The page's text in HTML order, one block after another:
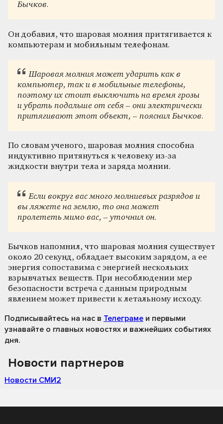
Бычков.
Он добавил, что шаровая молния притягивается к
компьютерам и мобильным телефонам.
Шаровая молния может ударить как в
компьютер, так и в мобильные телефоны,
поэтому их стоит выключить на время грозы
и убрать подальше от себя – они электрически
притягивают этот объект, – пояснил Бычков.
По словам ученого, шаровая молния способна
индуктивно притянуться к человеку из-за
жидкости внутри тела и заряда молнии.
Если вокруг вас много молниевых разрядов и
вы ляжете на землю, то она может
пролететь мимо вас, – уточнил он.
Бычков напомнил, что шаровая молния существует
около 20 секунд, обладает высоким зарядом, а ее
энергия сопоставима с энергией нескольких
взрывчатых веществ. При несоблюдении мер
безопасности встреча с данным природным
явлением может привести к летальному исходу.
Подписывайтесь на нас в Телеграме и первыми
узнавайте о главных новостях и важнейших событиях
дня.
Новости партнеров
Новости СМИ2